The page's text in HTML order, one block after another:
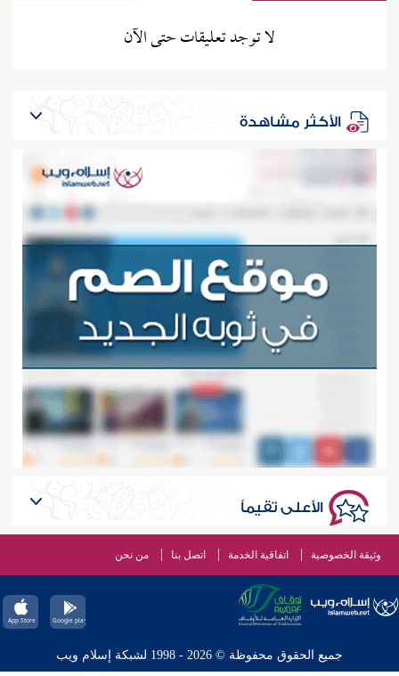
لا توجد تعليقات حتى الآن
الأكثر مشاهدة
الأعلى تقيماً
وثيقة الخصوصية اتفاقية الخدمة اتصل بنا من نحن
جميع الحقوق محفوظة © 2026 - 1998 لشبكة إسلام ويب